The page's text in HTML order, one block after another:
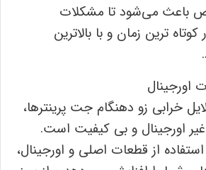
می‌شود تا مشکلات
‌ترین زمان و با بالاترین
خرابی زو دهنگام جت پرینترها،
اورجینال و بی ‌کیفیت است.
از قطعات اصلی و اورجینال،